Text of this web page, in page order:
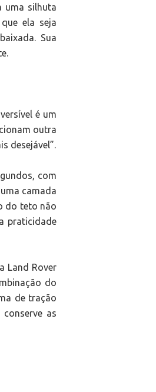
uma silhuta
ela seja
Sua
é um
outra
desejável”.
com
camada
do teto não
praticidade
Land Rover
do
de tração
as